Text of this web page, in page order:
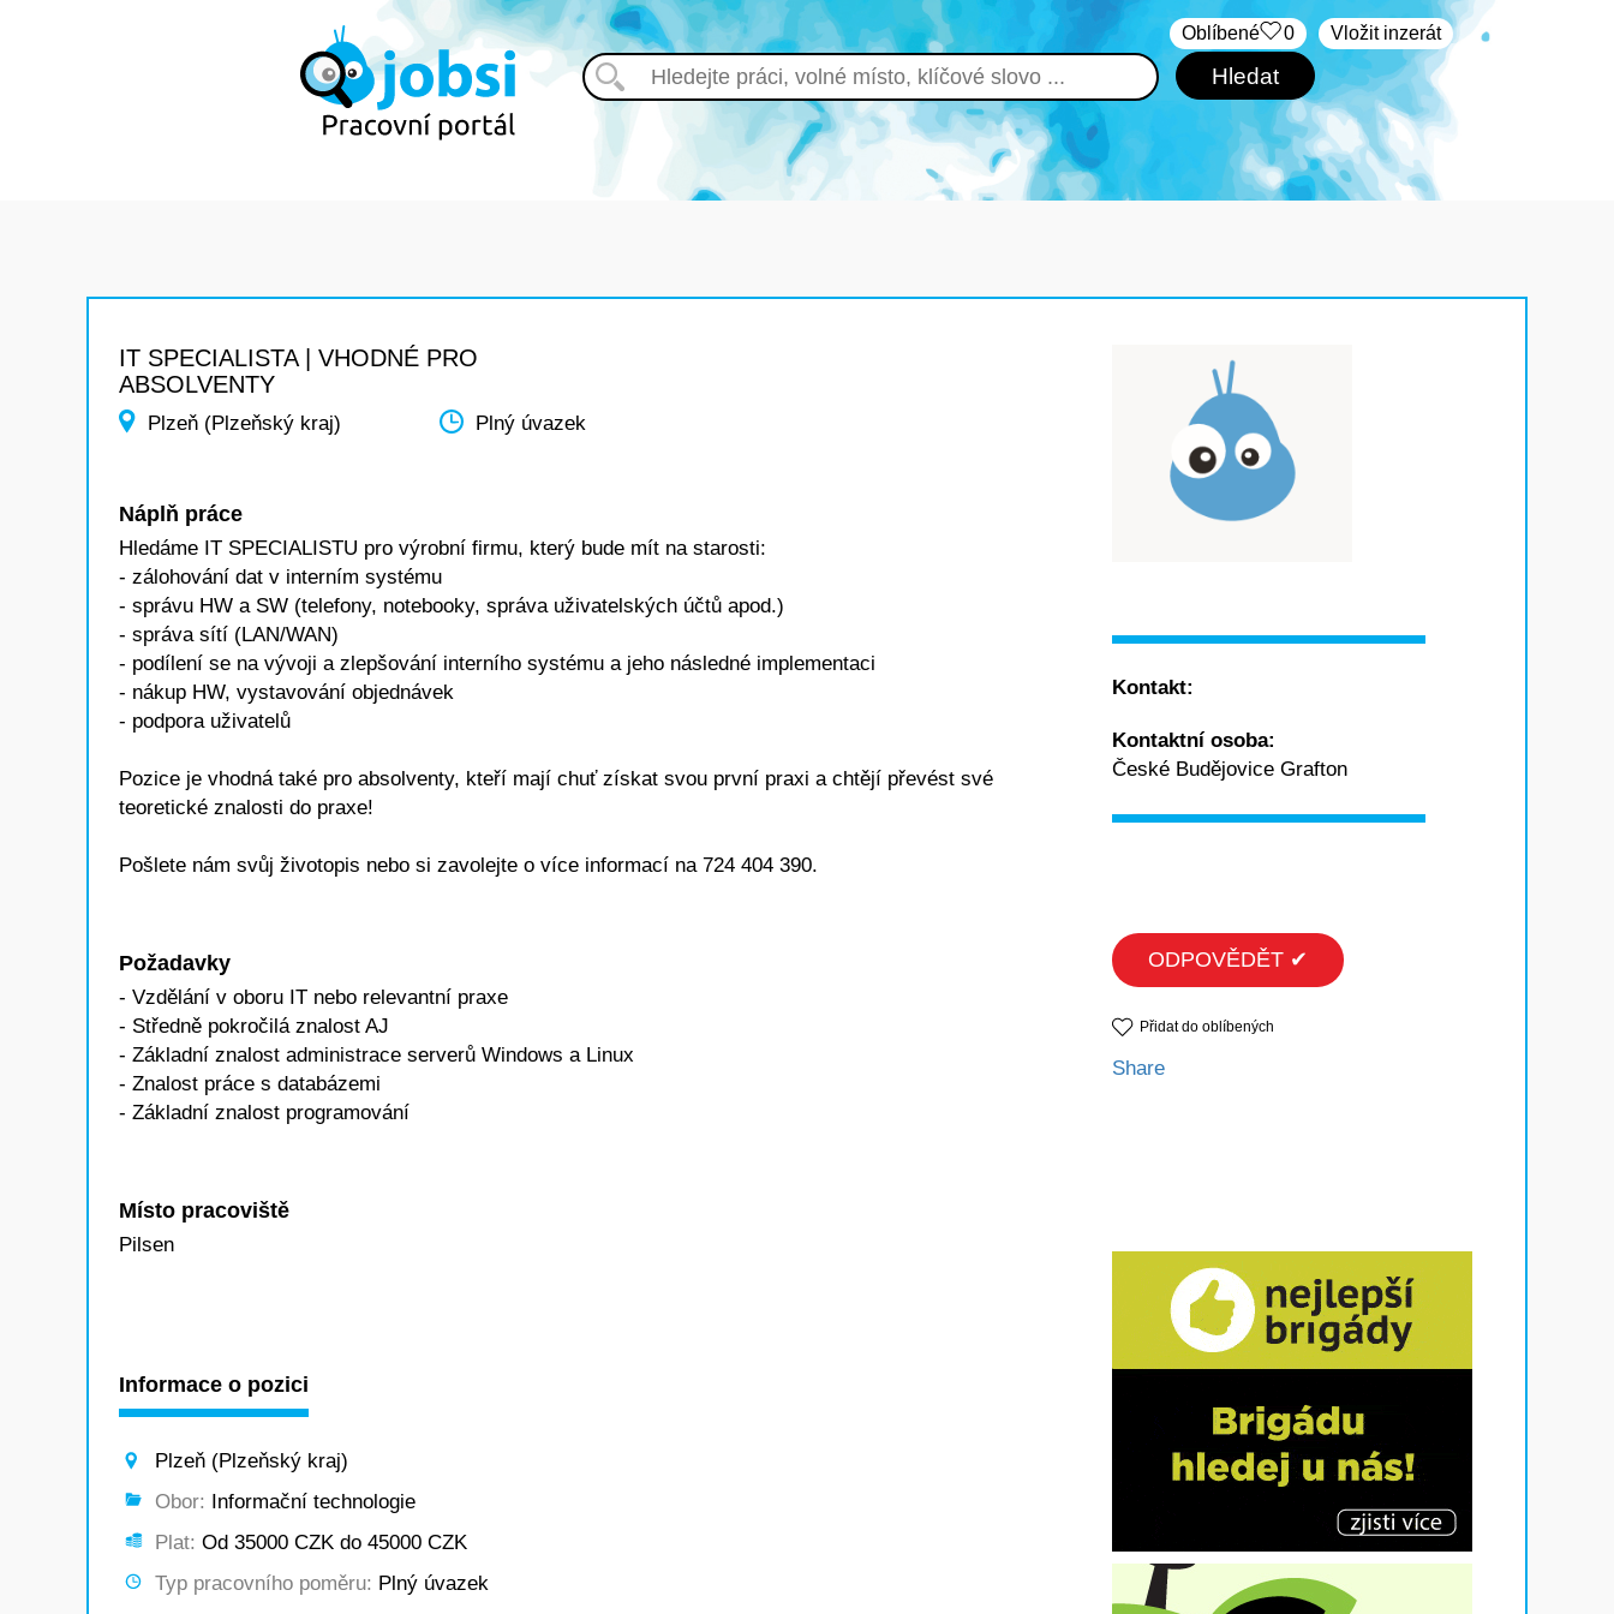
Vložit inzerát
Oblíbené 0
IT SPECIALISTA | VHODNÉ PRO
ABSOLVENTY
Plzeň (Plzeňský kraj) Plný úvazek
Náplň práce
Hledáme IT SPECIALISTU pro výrobní firmu, který bude mít na starosti:
- zálohování dat v interním systému
- správu HW a SW (telefony, notebooky, správa uživatelských účtů apod.)
- správa sítí (LAN/WAN)
- podílení se na vývoji a zlepšování interního systému a jeho následné implementaci
- nákup HW, vystavování objednávek
- podpora uživatelů
Pozice je vhodná také pro absolventy, kteří mají chuť získat svou první praxi a chtějí převést své
teoretické znalosti do praxe!
Pošlete nám svůj životopis nebo si zavolejte o více informací na 724 404 390.
Požadavky
- Vzdělání v oboru IT nebo relevantní praxe
- Středně pokročilá znalost AJ
- Základní znalost administrace serverů Windows a Linux
- Znalost práce s databázemi
- Základní znalost programování
Místo pracoviště
Pilsen
Informace o pozici
Plzeň (Plzeňský kraj)
Obor: Informační technologie
Plat: Od 35000 CZK do 45000 CZK
Typ pracovního poměru: Plný úvazek
Kontakt:
Kontaktní osoba:
České Budějovice Grafton
ODPOVĚDĚT ✔
Přidat do oblíbených
Share